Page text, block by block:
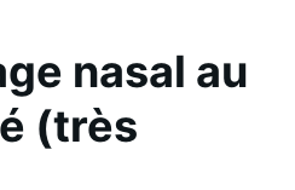
nasal au
(très